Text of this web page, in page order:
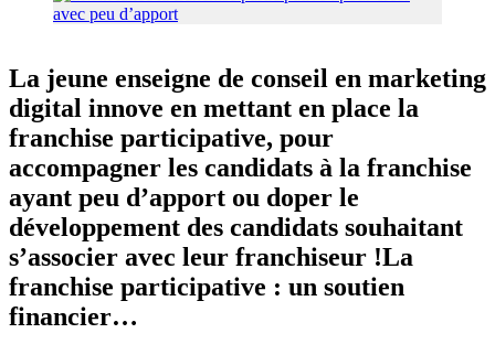
La jeune enseigne de conseil en marketing
digital innove en mettant en place la
franchise participative, pour
accompagner les candidats à la franchise
ayant peu d’apport ou doper le
développement des candidats souhaitant
s’associer avec leur franchiseur !La
franchise participative : un soutien
financier…